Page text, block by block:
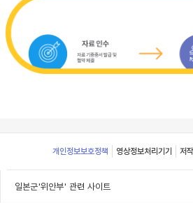
Footer
개인정보보호정책 영상정보처리기기 저
일본군'위안부' 관련 사이트